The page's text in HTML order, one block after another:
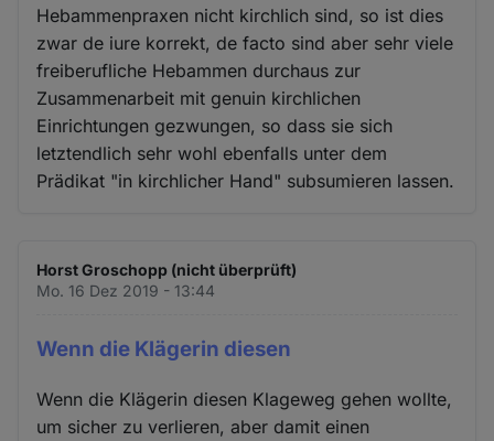
Hebammenpraxen nicht kirchlich sind, so ist dies
zwar de iure korrekt, de facto sind aber sehr viele
freiberufliche Hebammen durchaus zur
Zusammenarbeit mit genuin kirchlichen
Einrichtungen gezwungen, so dass sie sich
letztendlich sehr wohl ebenfalls unter dem
Prädikat "in kirchlicher Hand" subsumieren lassen.
Horst Groschopp (nicht überprüft)
Mo. 16 Dez 2019 - 13:44
Wenn die Klägerin diesen
Wenn die Klägerin diesen Klageweg gehen wollte,
um sicher zu verlieren, aber damit einen